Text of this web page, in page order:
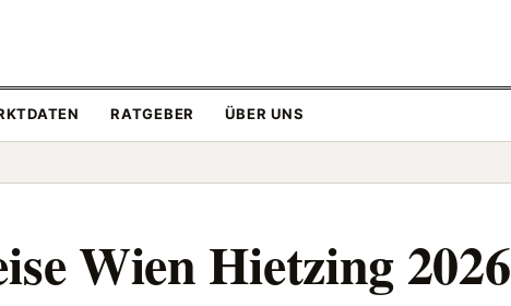
RATGEBER ÜBER UNS
Wien Hietzing 2026